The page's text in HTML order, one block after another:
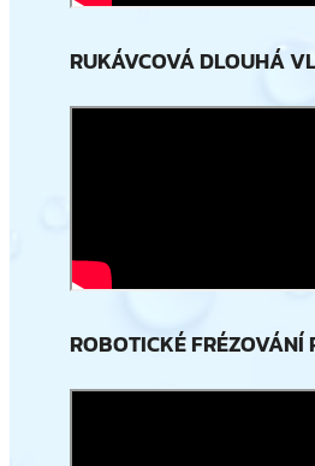
RUKÁVCOVÁ DLOUHÁ
ROBOTICKÉ FRÉZOVÁNÍ